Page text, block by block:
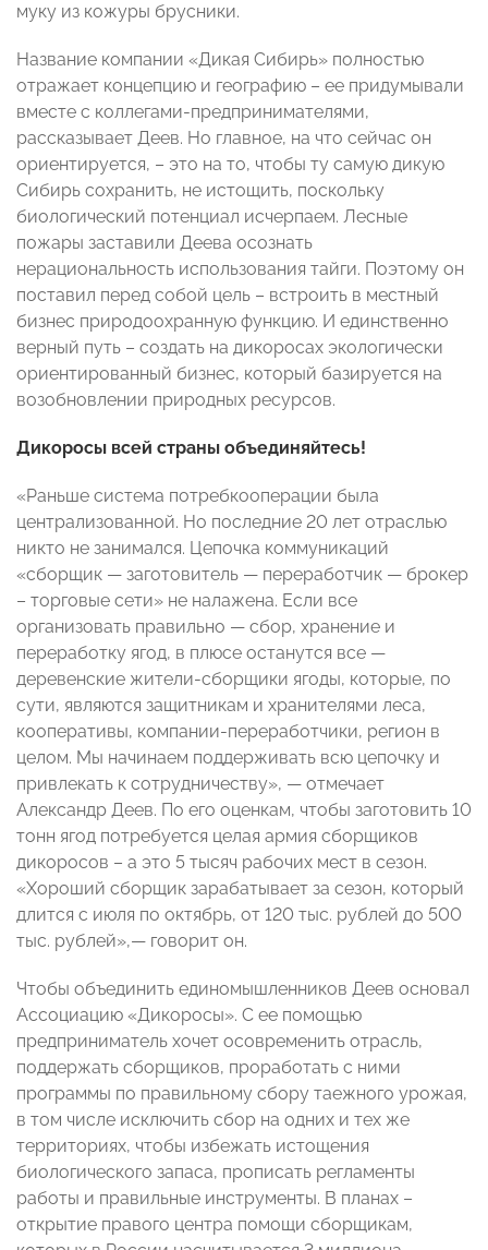
муку из кожуры брусники.
Название компании «Дикая Сибирь» полностью
отражает концепцию и географию – ее придумывали
вместе с коллегами-предпринимателями,
рассказывает Деев. Но главное, на что сейчас он
ориентируется, – это на то, чтобы ту самую дикую
Сибирь сохранить, не истощить, поскольку
биологический потенциал исчерпаем. Лесные
пожары заставили Деева осознать
нерациональность использования тайги. Поэтому он
поставил перед собой цель – встроить в местный
бизнес природоохранную функцию. И единственно
верный путь – создать на дикоросах экологически
ориентированный бизнес, который базируется на
возобновлении природных ресурсов.
Дикоросы всей страны объединяйтесь!
«Раньше система потребкооперации была
централизованной. Но последние 20 лет отраслью
никто не занимался. Цепочка коммуникаций
«сборщик — заготовитель — переработчик — брокер
– торговые сети» не налажена. Если все
организовать правильно — сбор, хранение и
переработку ягод, в плюсе останутся все —
деревенские жители-сборщики ягоды, которые, по
сути, являются защитникам и хранителями леса,
кооперативы, компании-переработчики, регион в
целом. Мы начинаем поддерживать всю цепочку и
привлекать к сотрудничеству», — отмечает
Александр Деев. По его оценкам, чтобы заготовить 10
тонн ягод потребуется целая армия сборщиков
дикоросов – а это 5 тысяч рабочих мест в сезон.
«Хороший сборщик зарабатывает за сезон, который
длится с июля по октябрь, от 120 тыс. рублей до 500
тыс. рублей»,— говорит он.
Чтобы объединить единомышленников Деев основал
Ассоциацию «Дикоросы». С ее помощью
предприниматель хочет осовременить отрасль,
поддержать сборщиков, проработать с ними
программы по правильному сбору таежного урожая,
в том числе исключить сбор на одних и тех же
территориях, чтобы избежать истощения
биологического запаса, прописать регламенты
работы и правильные инструменты. В планах –
открытие правого центра помощи сборщикам,